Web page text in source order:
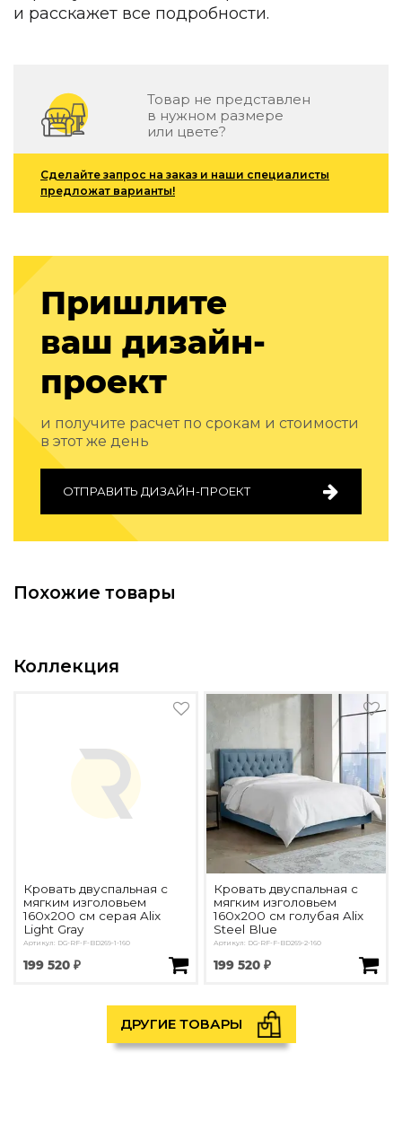
Отделка и ремонт
Стены
Акустические панели
Стеновые декоративные панели
для террас
Камень
Изделия из натурального мрамора и камня
Светящийся камень
Подбор, производство и комплектация по вашему
Бренды
Реализованные проекты
и расскажет все подробности.
Товар не представлен
в нужном размере
или цвете?
Сделайте запрос на заказ и наши специалисты
предложат варианты!
Пришлите
ваш дизайн-
проект
и получите расчет по срокам и стоимости
в этот же день
ОТПРАВИТЬ ДИЗАЙН-ПРОЕКТ
Похожие товары
Коллекция
Кровать двуспальная с
мягким изголовьем
160х200 см серая Alix
Light Gray
Артикул: DG-RF-F-BD269-1-160
199 520 ₽
Кровать двуспальная с
мягким изголовьем
160х200 см голубая Alix
Steel Blue
Артикул: DG-RF-F-BD269-2-160
199 520 ₽
ДРУГИЕ ТОВАРЫ